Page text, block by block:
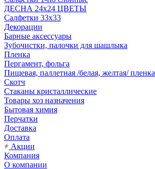
ДЕСНА 24х24 ЦВЕТЫ
Салфетки 33х33
Декорации
Барные аксессуары
Зубочистки, палочки для шашлыка
Пленка
Пергамент, фольга
Пищевая, паллетная /белая, желтая/ пленка
Скотч
Стаканы кристаллические
Товары хоз назначения
Бытовая химия
Перчатки
Доставка
Оплата
Акции
Компания
О компании